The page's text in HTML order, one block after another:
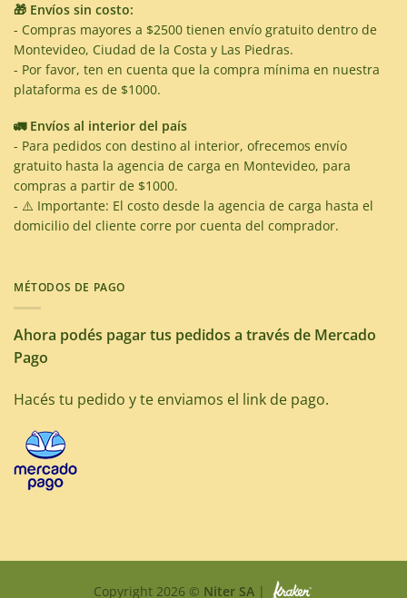
🎁 Envíos sin costo:
- Compras mayores a $2500 tienen envío gratuito dentro de
Montevideo, Ciudad de la Costa y Las Piedras.
- Por favor, ten en cuenta que la compra mínima en nuestra
plataforma es de $1000.
🚛 Envíos al interior del país
- Para pedidos con destino al interior, ofrecemos envío
gratuito hasta la agencia de carga en Montevideo, para
compras a partir de $1000.
- ⚠️ Importante: El costo desde la agencia de carga hasta el
domicilio del cliente corre por cuenta del comprador.
MÉTODOS DE PAGO
Ahora podés pagar tus pedidos a través de Mercado
Pago
Hacés tu pedido y te enviamos el link de pago.
Copyright 2026 © Niter SA|